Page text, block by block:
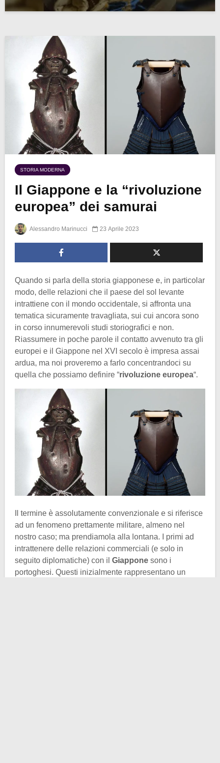
STORIA MODERNA
Il Giappone e la “rivoluzione
europea” dei samurai
Alessandro Marinucci 23 Aprile 2023
Quando si parla della storia giapponese e, in particolar
modo, delle relazioni che il paese del sol levante
intrattiene con il mondo occidentale, si affronta una
tematica sicuramente travagliata, sui cui ancora sono
in corso innumerevoli studi storiografici e non.
Riassumere in poche parole il contatto avvenuto tra gli
europei e il Giappone nel XVI secolo è impresa assai
ardua, ma noi proveremo a farlo concentrandoci su
quella che possiamo definire “rivoluzione europea“.
Il termine è assolutamente convenzionale e si riferisce
ad un fenomeno prettamente militare, almeno nel
nostro caso; ma prendiamola alla lontana. I primi ad
intrattenere delle relazioni commerciali (e solo in
seguito diplomatiche) con il Giappone sono i
portoghesi. Questi inizialmente rappresentano un